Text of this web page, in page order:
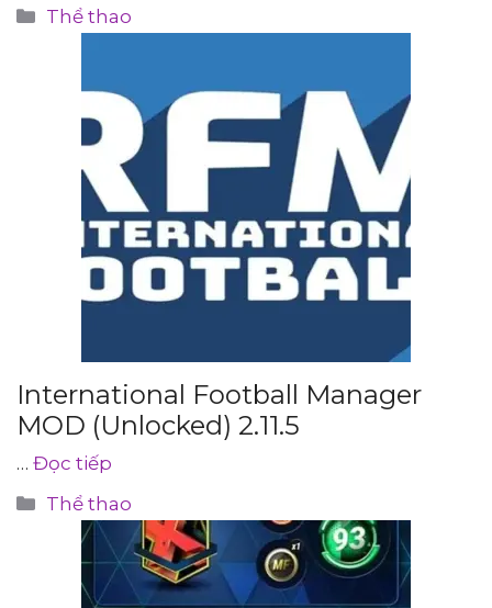
Danh
mục
Thể thao
International Football Manager
MOD (Unlocked) 2.11.5
… Đọc tiếp
Danh
mục
Thể thao